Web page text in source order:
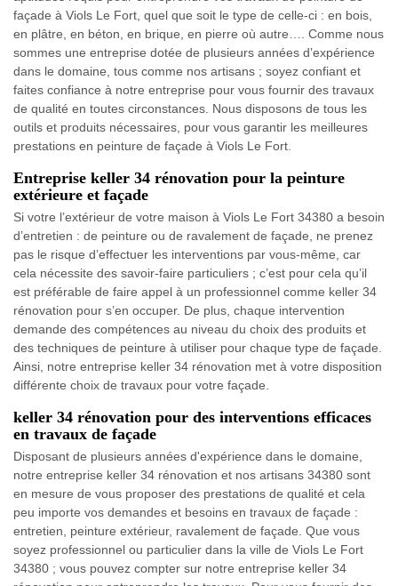
façade à Viols Le Fort, quel que soit le type de celle-ci : en bois,
en plâtre, en béton, en brique, en pierre où autre…. Comme nous
sommes une entreprise dotée de plusieurs années d’expérience
dans le domaine, tous comme nos artisans ; soyez confiant et
faites confiance à notre entreprise pour vous fournir des travaux
de qualité en toutes circonstances. Nous disposons de tous les
outils et produits nécessaires, pour vous garantir les meilleures
prestations en peinture de façade à Viols Le Fort.
Entreprise keller 34 rénovation pour la peinture
extérieure et façade
Si votre l’extérieur de votre maison à Viols Le Fort 34380 a besoin
d’entretien : de peinture ou de ravalement de façade, ne prenez
pas le risque d’effectuer les interventions par vous-même, car
cela nécessite des savoir-faire particuliers ; c’est pour cela qu’il
est préférable de faire appel à un professionnel comme keller 34
rénovation pour s’en occuper. De plus, chaque intervention
demande des compétences au niveau du choix des produits et
des techniques de peinture à utiliser pour chaque type de façade.
Ainsi, notre entreprise keller 34 rénovation met à votre disposition
différente choix de travaux pour votre façade.
keller 34 rénovation pour des interventions efficaces
en travaux de façade
Disposant de plusieurs années d'expérience dans le domaine,
notre entreprise keller 34 rénovation et nos artisans 34380 sont
en mesure de vous proposer des prestations de qualité et cela
peu importe vos demandes et besoins en travaux de façade :
entretien, peinture extérieur, ravalement de façade. Que vous
soyez professionnel ou particulier dans la ville de Viols Le Fort
34380 ; vous pouvez compter sur notre entreprise keller 34